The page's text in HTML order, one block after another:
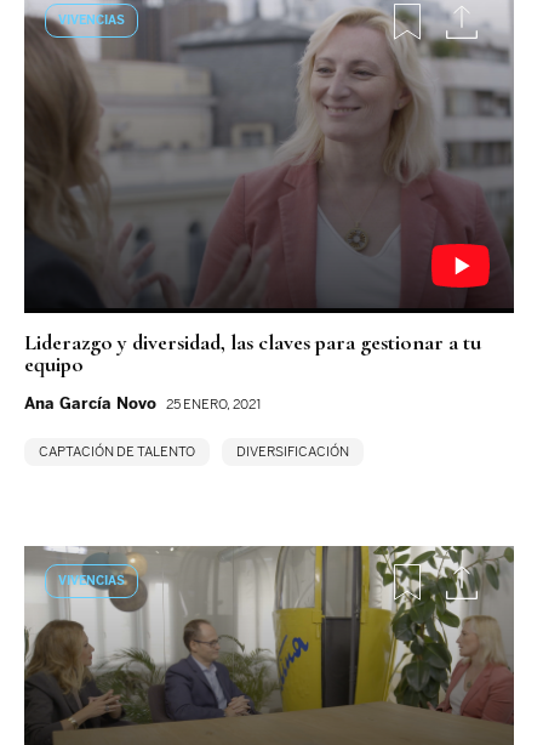
VIVENCIAS
Liderazgo y diversidad, las claves para gestionar a tu
equipo
Ana García Novo 25 ENERO, 2021
CAPTACIÓN DE TALENTO DIVERSIFICACIÓN
VIVENCIAS